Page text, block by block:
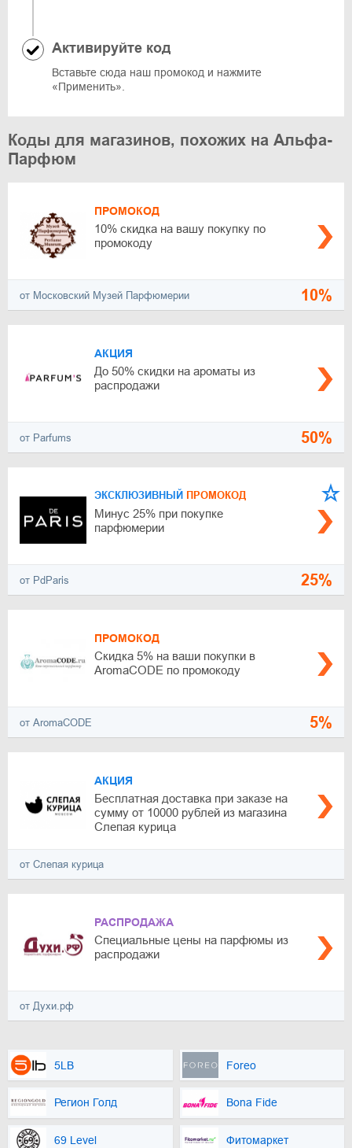
Активируйте код
Вставьте сюда наш промокод и нажмите
«Применить».
Коды для магазинов, похожих на Альфа-
Парфюм
ПРОМОКОД
10% скидка на вашу покупку по
промокоду
от Московский Музей Парфюмерии 10%
АКЦИЯ
До 50% скидки на ароматы из
распродажи
от Parfums 50%
ЭКСКЛЮЗИВНЫЙ ПРОМОКОД
Минус 25% при покупке
парфюмерии
от PdParis 25%
ПРОМОКОД
Скидка 5% на ваши покупки в
AromaCODE по промокоду
от AromaCODE 5%
АКЦИЯ
Бесплатная доставка при заказе на
сумму от 10000 рублей из магазина
Слепая курица
от Слепая курица
РАСПРОДАЖА
Специальные цены на парфюмы из
распродажи
от Духи.рф
5LB Foreo
Регион Голд Bona Fide
69 Level Фитомаркет